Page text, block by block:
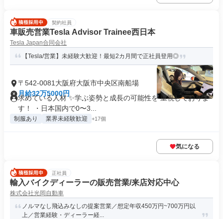
契約社員
車販売営業Tesla Advisor Trainee西日本
Tesla Japan合同会社
【Tesla/営業】未経験大歓迎！最短2カ月間で正社員登用◎
〒542-0081大阪府大阪市中央区南船場
月給32万5000円
求めている人材 ✨学ぶ姿勢と成長の可能性を 重視しておりま
す！ ・日本国内で0〜3...
制服あり 業界未経験歓迎 +17個
気になる
正社員
輸入バイクディーラーの販売営業/来店対応中心
株式会社光岡自動車
ノルマなし飛込みなしの提案営業／想定年収450万円~700万円以
上／営業経験・ディーラー経...